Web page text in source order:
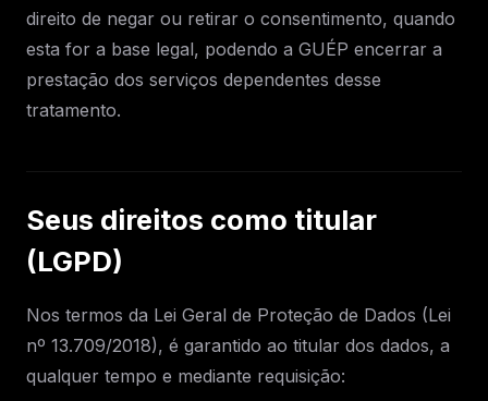
direito de negar ou retirar o consentimento, quando
esta for a base legal, podendo a GUÉP encerrar a
prestação dos serviços dependentes desse
tratamento.
Seus direitos como titular
(LGPD)
Nos termos da Lei Geral de Proteção de Dados (Lei
nº 13.709/2018), é garantido ao titular dos dados, a
qualquer tempo e mediante requisição: